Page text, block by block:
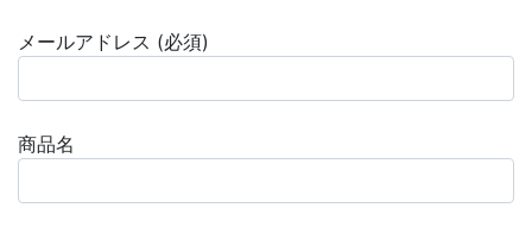
メールアドレス (必須)
商品名